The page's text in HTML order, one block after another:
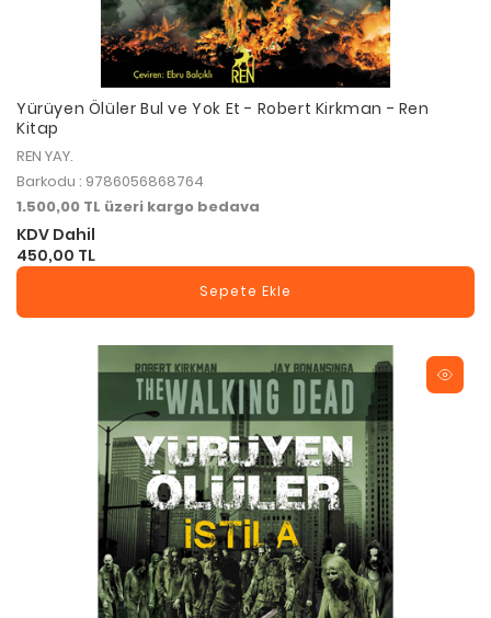
Yürüyen Ölüler Bul ve Yok Et - Robert Kirkman - Ren
Kitap
REN YAY.
Barkodu : 9786056868764
1.500,00 TL üzeri kargo bedava
KDV Dahil
450,00 TL
Sepete Ekle